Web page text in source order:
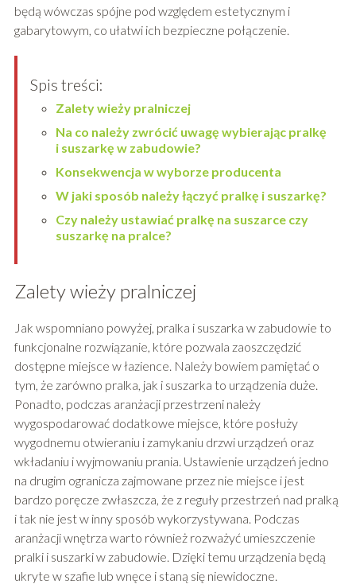
będą wówczas spójne pod względem estetycznym i
gabarytowym, co ułatwi ich bezpieczne połączenie.
Spis treści:
Zalety wieży pralniczej
Na co należy zwrócić uwagę wybierając pralkę
i suszarkę w zabudowie?
Konsekwencja w wyborze producenta
W jaki sposób należy łączyć pralkę i suszarkę?
Czy należy ustawiać pralkę na suszarce czy
suszarkę na pralce?
Zalety wieży pralniczej
Jak wspomniano powyżej, pralka i suszarka w zabudowie to
funkcjonalne rozwiązanie, które pozwala zaoszczędzić
dostępne miejsce w łazience. Należy bowiem pamiętać o
tym, że zarówno pralka, jak i suszarka to urządzenia duże.
Ponadto, podczas aranżacji przestrzeni należy
wygospodarować dodatkowe miejsce, które posłuży
wygodnemu otwieraniu i zamykaniu drzwi urządzeń oraz
wkładaniu i wyjmowaniu prania. Ustawienie urządzeń jedno
na drugim ogranicza zajmowane przez nie miejsce i jest
bardzo poręcze zwłaszcza, że z reguły przestrzeń nad pralką
i tak nie jest w inny sposób wykorzystywana. Podczas
aranżacji wnętrza warto również rozważyć umieszczenie
pralki i suszarki w zabudowie. Dzięki temu urządzenia będą
ukryte w szafie lub wnęce i staną się niewidoczne.